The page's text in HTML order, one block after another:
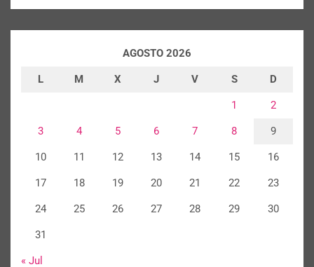
AGOSTO 2026
L M X J V S D
1 2
3 4 5 6 7 8 9
10 11 12 13 14 15 16
17 18 19 20 21 22 23
24 25 26 27 28 29 30
31
« Jul